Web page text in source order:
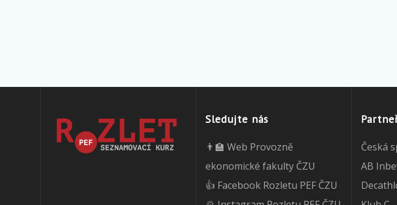
Sledujte nás
👨‍🏫 Web Provozně
ekonomické fakulty ČZU
👍 Facebook Rozletu PEF ČZU
Česká
AB